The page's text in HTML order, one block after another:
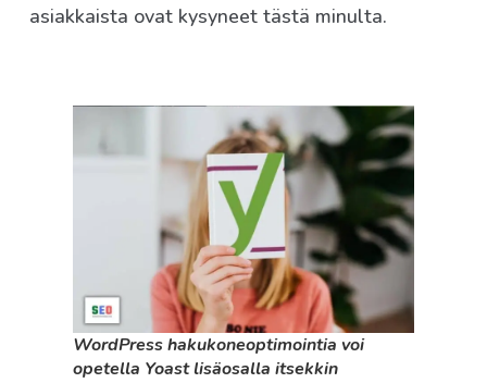
asiakkaista ovat kysyneet tästä minulta.
WordPress hakukoneoptimointia voi
opetella Yoast lisäosalla itsekkin